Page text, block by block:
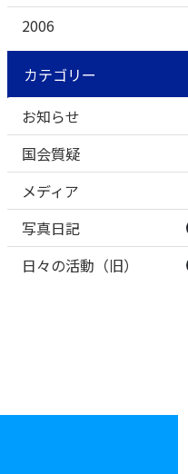
2006
カテゴリー
お知らせ
国会質疑
メディア
写真日記
日々の活動（旧）